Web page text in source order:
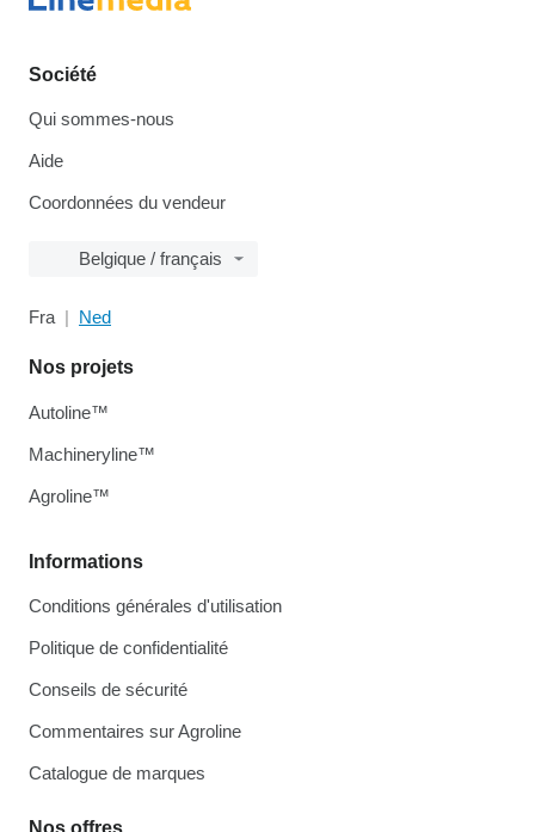
Société
Qui sommes-nous
Aide
Coordonnées du vendeur
Belgique / français
Fra Ned
Informations
Conditions générales d'utilisation
Politique de confidentialité
Conseils de sécurité
Commentaires sur Agroline
Catalogue de marques
Nos offres
Nos projets
Autoline™
Machineryline™
Agroline™